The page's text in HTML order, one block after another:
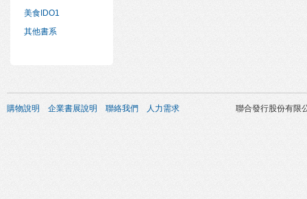
美食IDO1
其他書系
購物說明 企業書展說明 聯絡我們 人力需求 聯合發行股份有限